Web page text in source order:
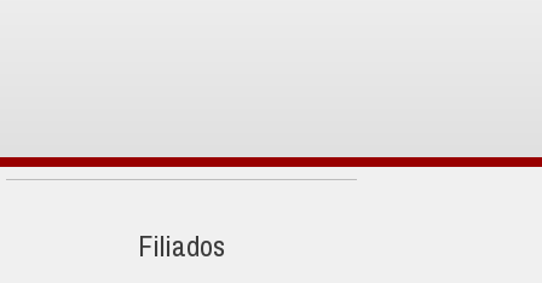
Filiados